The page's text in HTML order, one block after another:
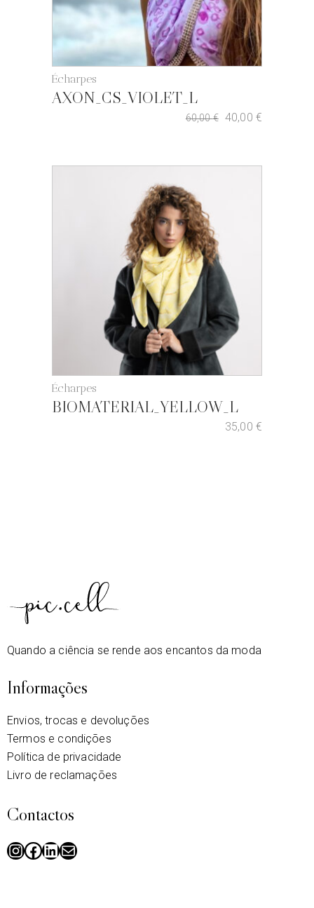
Écharpes
AXON_CS_VIOLET_L
60,00€ 40,00 €
Écharpes
BIOMATERIAL_YELLOW_L
35,00 €
Quando a ciência se rende aos encantos da moda
Informações
Envios, trocas e devoluções
Termos e condições
Política de privacidade
Livro de reclamações
Contactos